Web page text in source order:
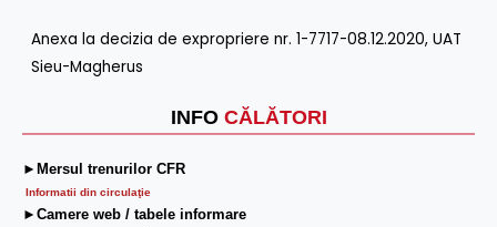
INFO CĂLĂTORI
►Mersul trenurilor CFR
Informatii din circulaţie
►Camere web / tabele informare
Anexa la decizia de expropriere nr. 1-7717-08.12.2020, UAT
Sieu-Magherus